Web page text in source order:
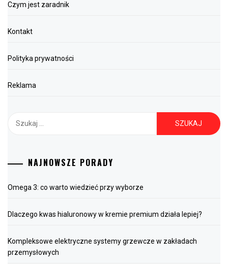
Czym jest zaradnik
Kontakt
Polityka prywatności
Reklama
NAJNOWSZE PORADY
Omega 3: co warto wiedzieć przy wyborze
Dlaczego kwas hialuronowy w kremie premium działa lepiej?
Kompleksowe elektryczne systemy grzewcze w zakładach
przemysłowych